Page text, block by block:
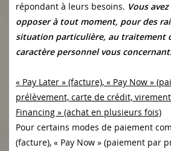
répondant à leurs besoins. Vous
opposer à tout moment, pour des
situation particulière, au traitement
caractère personnel vous
« Pay Later » (facture), « Pay Now »
prélèvement, carte de crédit,
Financing » (achat en plusieurs fois)
Pour certains modes de paiement
(facture), « Pay Now » (paiement par